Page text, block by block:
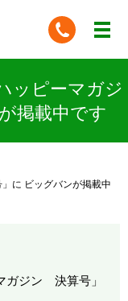
ッピーマガジ
掲載中です
に ビッグバンが掲載中
ガジン 決算号」